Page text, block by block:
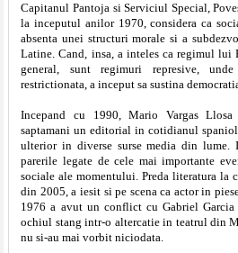
Capitanul Pantoja si Serviciul Special,
la inceputul anilor 1970, considera ca
absenta unei structuri morale si a
Latine. Cand, insa, a inteles ca regimul
general, sunt regimuri represive,
restrictionata, a inceput sa sustina
Incepand cu 1990, Mario Vargas
saptamani un editorial in cotidianul
ulterior in diverse surse media din lume.
parerile legate de cele mai importante
sociale ale momentului. Preda literatura la
din 2005, a iesit si pe scena ca actor in
1976 a avut un conflict cu Gabriel
ochiul stang intr-o altercatie in teatrul din
nu si-au mai vorbit niciodata.